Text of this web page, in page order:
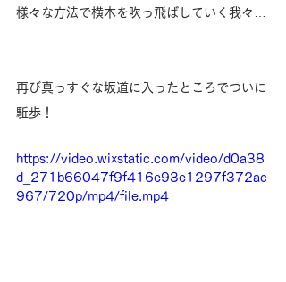
様々な方法で横木を吹っ飛ばしていく我々…
再び真っすぐな坂道に入ったところでついに
駈歩！
https://video.wixstatic.com/video/d0a38
d_271b66047f9f416e93e1297f372ac
967/720p/mp4/file.mp4